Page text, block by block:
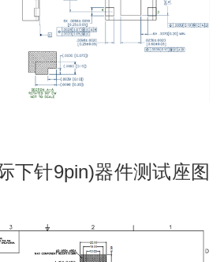
下针9pin)器件测试座图